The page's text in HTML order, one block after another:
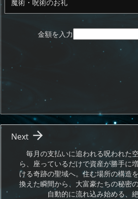
金額を入力
毎月の支払いに追われる呪われた
ら、座っているだけで資産が勝手に
ける奇跡の聖域へ。住む場所の構造
換えた瞬間から、大富豪たちの秘密
自動的に流れ込み始める、

Next